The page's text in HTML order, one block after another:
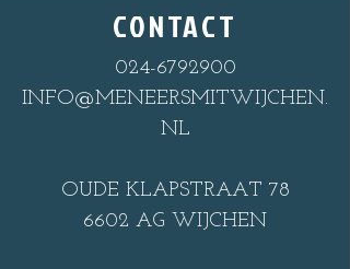
CONTACT
024-6792900
INFO@MENEERSMITWIJCHEN.
NL
OUDE KLAPSTRAAT 78
6602 AG WIJCHEN